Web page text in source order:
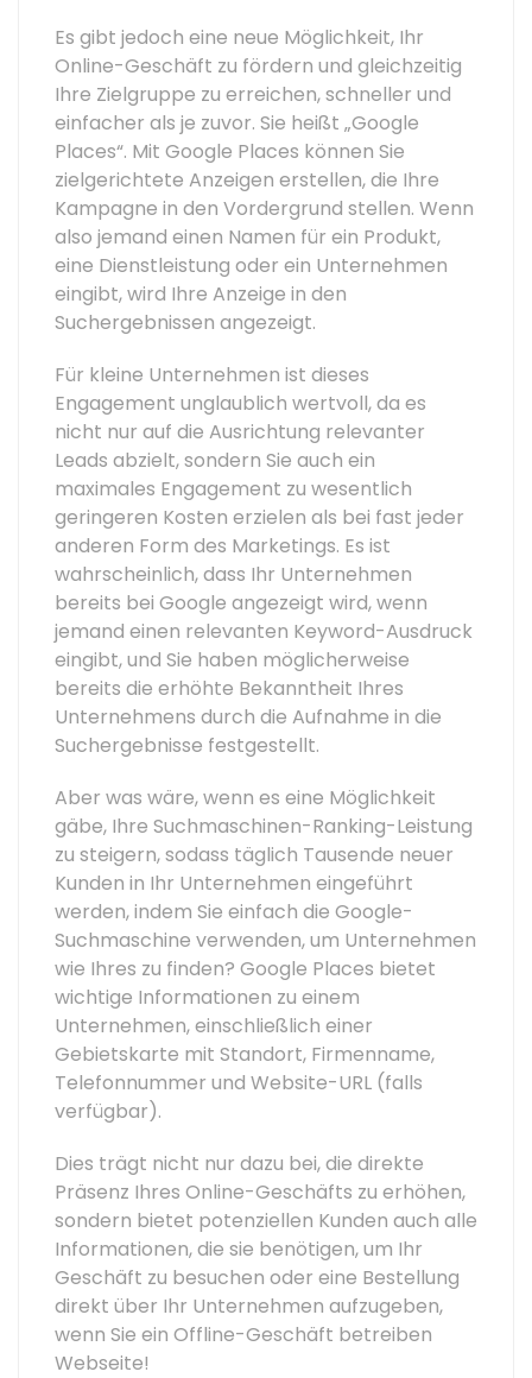
Es gibt jedoch eine neue Möglichkeit, Ihr
Online-Geschäft zu fördern und gleichzeitig
Ihre Zielgruppe zu erreichen, schneller und
einfacher als je zuvor. Sie heißt „Google
Places“. Mit Google Places können Sie
zielgerichtete Anzeigen erstellen, die Ihre
Kampagne in den Vordergrund stellen. Wenn
also jemand einen Namen für ein Produkt,
eine Dienstleistung oder ein Unternehmen
eingibt, wird Ihre Anzeige in den
Suchergebnissen angezeigt.
Für kleine Unternehmen ist dieses
Engagement unglaublich wertvoll, da es
nicht nur auf die Ausrichtung relevanter
Leads abzielt, sondern Sie auch ein
maximales Engagement zu wesentlich
geringeren Kosten erzielen als bei fast jeder
anderen Form des Marketings. Es ist
wahrscheinlich, dass Ihr Unternehmen
bereits bei Google angezeigt wird, wenn
jemand einen relevanten Keyword-Ausdruck
eingibt, und Sie haben möglicherweise
bereits die erhöhte Bekanntheit Ihres
Unternehmens durch die Aufnahme in die
Suchergebnisse festgestellt.
Aber was wäre, wenn es eine Möglichkeit
gäbe, Ihre Suchmaschinen-Ranking-Leistung
zu steigern, sodass täglich Tausende neuer
Kunden in Ihr Unternehmen eingeführt
werden, indem Sie einfach die Google-
Suchmaschine verwenden, um Unternehmen
wie Ihres zu finden? Google Places bietet
wichtige Informationen zu einem
Unternehmen, einschließlich einer
Gebietskarte mit Standort, Firmenname,
Telefonnummer und Website-URL (falls
verfügbar).
Dies trägt nicht nur dazu bei, die direkte
Präsenz Ihres Online-Geschäfts zu erhöhen,
sondern bietet potenziellen Kunden auch alle
Informationen, die sie benötigen, um Ihr
Geschäft zu besuchen oder eine Bestellung
direkt über Ihr Unternehmen aufzugeben,
wenn Sie ein Offline-Geschäft betreiben
Webseite!